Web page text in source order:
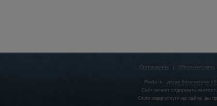
Соглашение | Обратная связь
Flado.ru - доска бесплатных
Сайт может содержать
Оплачивая услуги на сайте, вы